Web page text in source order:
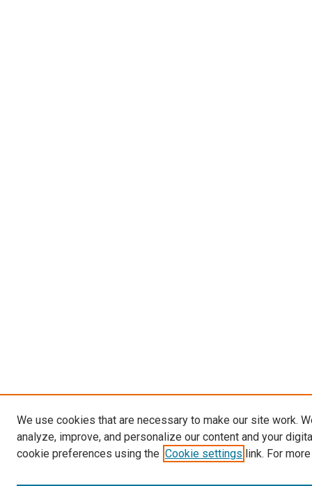
We use cookies that are necessary to make our site work.
analyze, improve, and personalize our content and your
cookie preferences using the Cookie settings link. For